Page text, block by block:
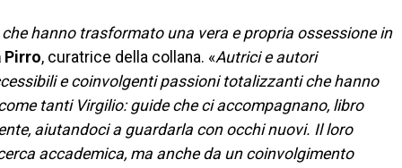
hanno trasformato una vera e propria ossessione in
Pirro, curatrice della collana. «Autrici e autori
e coinvolgenti passioni totalizzanti che hanno
tanti Virgilio: guide che ci accompagnano, libro
aiutandoci a guardarla con occhi nuovi. Il loro
accademica, ma anche da un coinvolgimento